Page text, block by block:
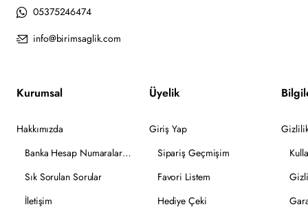
05375246474
info@birimsaglik.com
Kurumsal
Hakkımızda
Banka Hesap Numaralarımız
Sık Sorulan Sorular
İletişim
Üyelik
Giriş Yap
Sipariş Geçmişim
Favori Listem
Hediye Çeki